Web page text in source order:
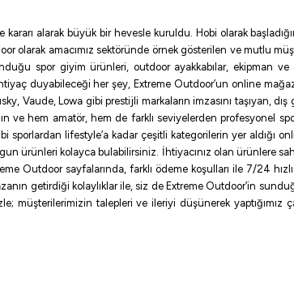
mm 0,205 mm
GREEN
0,13 mm 0,16 mm 0,18
%10
Port Fish
PortFish Pars
alarak büyük bir hevesle kuruldu. Hobi olarak
olarak amacımız sektöründe örnek gösterilen ve mutlu
spor giyim ürünleri, outdoor ayakkabılar, ekipman
duyabileceği her şey, Extreme Outdoor’un online
Vaude, Lowa gibi prestijli markaların imzasını taşıyan,
ve hem amatör, hem de farklı seviyelerden profesyonel
sporlardan lifestyle’a kadar çeşitli kategorilerin yer aldığı
ürünleri kolayca bulabilirsiniz. İhtiyacınız olan ürünlere
Outdoor sayfalarında, farklı ödeme koşulları ile 7/24
getirdiği kolaylıklar ile, siz de Extreme Outdoor’in
müşterilerimizin talepleri ve ileriyi düşünerek yaptığımız